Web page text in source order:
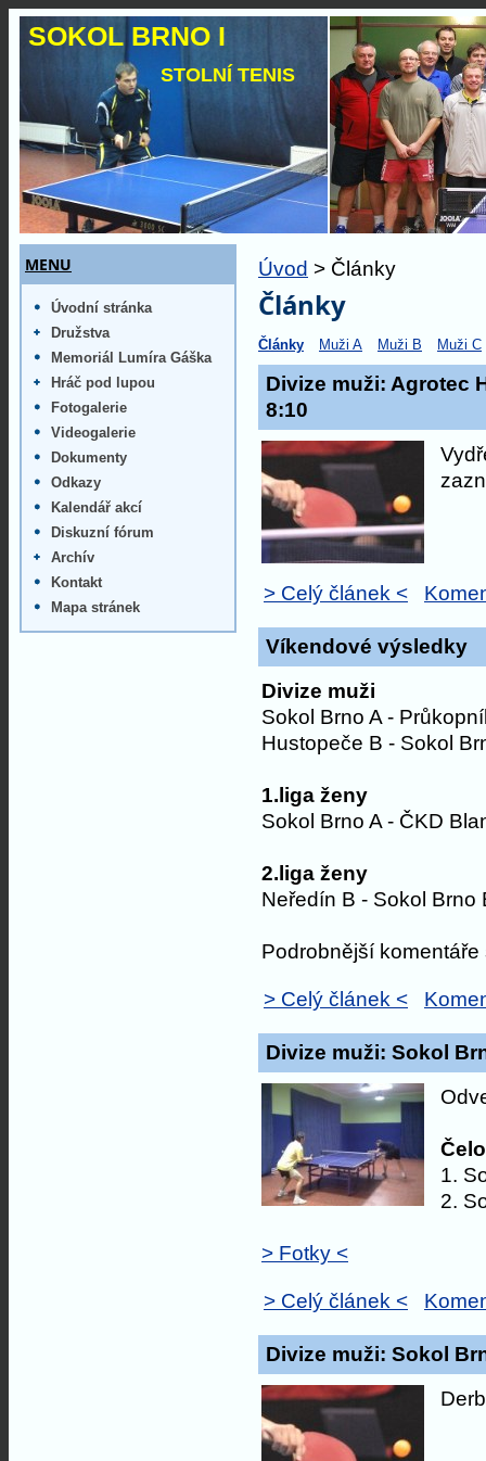
Úvod > Články
Články
Články Muži A Muži B Muži C
Divize muži: Agrotec
8:10
> Celý článek <
Víkendové výsledky
Divize muži
Sokol Brno A -
Hustopeče B - Sokol
1.liga ženy
Sokol Brno A - ČKD
2.liga ženy
Neředín B - Sokol Brno
Podrobnější komentáře
> Celý článek <
Divize muži: Sokol
1.
2.
> Fotky <
> Celý článek <
Divize muži: Sokol
MENU
Úvodní stránka
Družstva
Memoriál Lumíra Gáška
Hráč pod lupou
Fotogalerie
Videogalerie
Dokumenty
Odkazy
Kalendář akcí
Diskuzní fórum
Archív
Kontakt
Mapa stránek
SOKOL BRNO I
STOLNÍ TENIS